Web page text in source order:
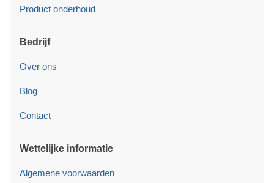
Product onderhoud
Bedrijf
Over ons
Blog
Contact
Wettelijke informatie
Algemene voorwaarden